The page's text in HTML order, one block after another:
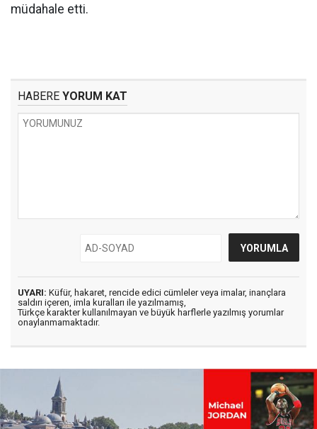
müdahale etti.
HABERE YORUM KAT
UYARI: Küfür, hakaret, rencide edici cümleler veya imalar, inançlara
saldırı içeren, imla kuralları ile yazılmamış,
Türkçe karakter kullanılmayan ve büyük harflerle yazılmış yorumlar
onaylanmamaktadır.